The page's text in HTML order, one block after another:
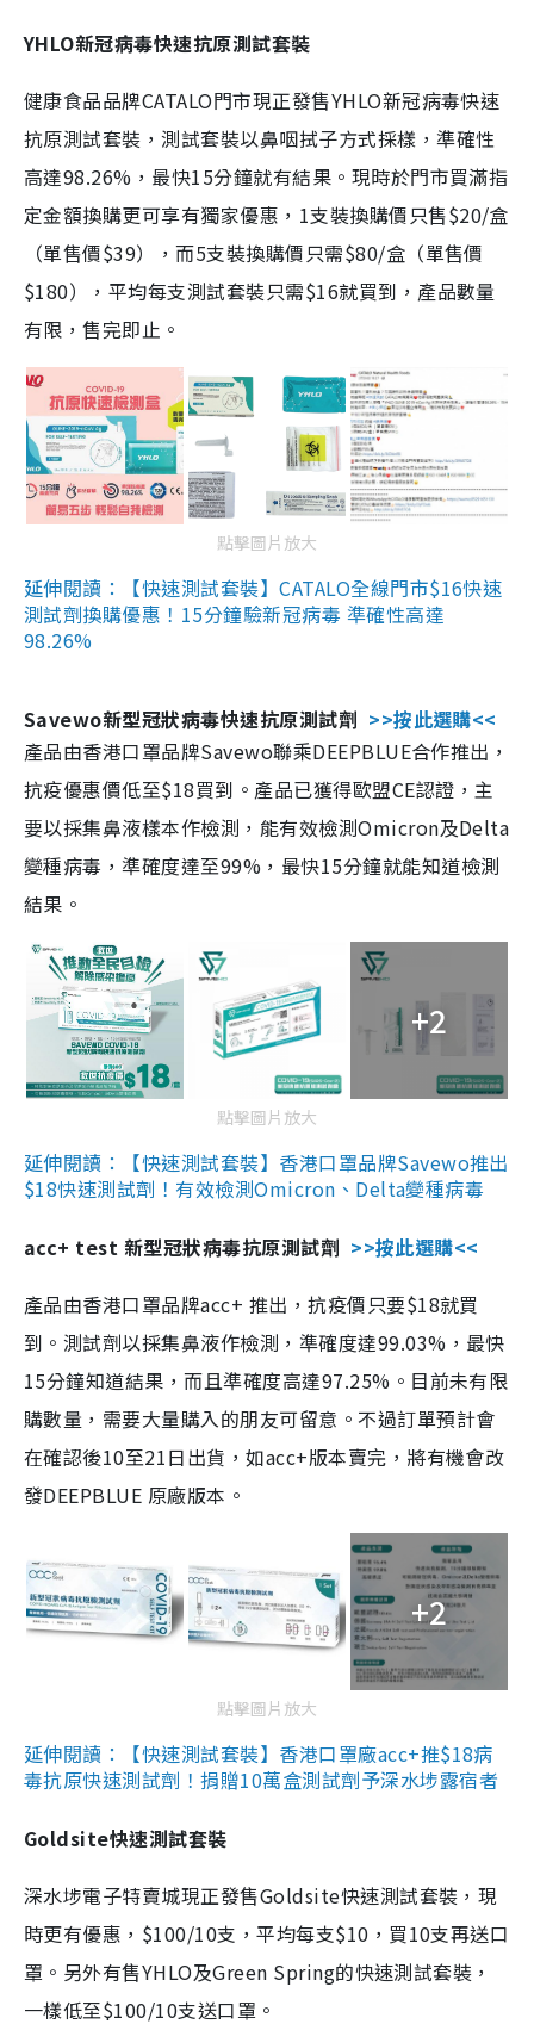
YHLO新冠病毒快速抗原測試套裝
健康食品品牌CATALO門市現正發售YHLO新冠病毒快速
抗原測試套裝，測試套裝以鼻咽拭子方式採樣，準確性
高達98.26%，最快15分鐘就有結果。現時於門市買滿指
定金額換購更可享有獨家優惠，1支裝換購價只售$20/盒
（單售價$39），而5支裝換購價只需$80/盒（單售價
$180），平均每支測試套裝只需$16就買到，產品數量
有限，售完即止。
點擊圖片放大
延伸閱讀：【快速測試套裝】CATALO全線門市$16快速
測試劑換購優惠！15分鐘驗新冠病毒 準確性高達
98.26%
Savewo新型冠狀病毒快速抗原測試劑 >>按此選購<<
產品由香港口罩品牌Savewo聯乘DEEPBLUE合作推出，
抗疫優惠價低至$18買到。產品已獲得歐盟CE認證，主
要以採集鼻液樣本作檢測，能有效檢測Omicron及Delta
變種病毒，準確度達至99%，最快15分鐘就能知道檢測
結果。
+2
點擊圖片放大
延伸閱讀：【快速測試套裝】香港口罩品牌Savewo推出
$18快速測試劑！有效檢測Omicron、Delta變種病毒
acc+ test 新型冠狀病毒抗原測試劑 >>按此選購<<
產品由香港口罩品牌acc+ 推出，抗疫價只要$18就買
到。測試劑以採集鼻液作檢測，準確度達99.03%，最快
15分鐘知道結果，而且準確度高達97.25%。目前未有限
購數量，需要大量購入的朋友可留意。不過訂單預計會
在確認後10至21日出貨，如acc+版本賣完，將有機會改
發DEEPBLUE 原廠版本。
+2
點擊圖片放大
延伸閱讀：【快速測試套裝】香港口罩廠acc+推$18病
毒抗原快速測試劑！捐贈10萬盒測試劑予深水埗露宿者
Goldsite快速測試套裝
深水埗電子特賣城現正發售Goldsite快速測試套裝，現
時更有優惠，$100/10支，平均每支$10，買10支再送口
罩。另外有售YHLO及Green Spring的快速測試套裝，
一樣低至$100/10支送口罩。